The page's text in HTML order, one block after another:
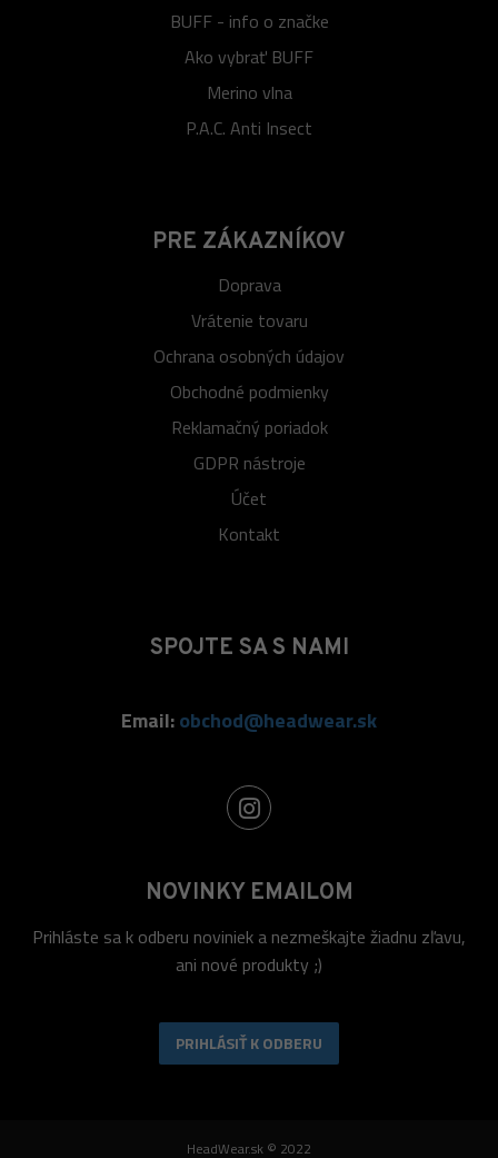
BUFF - info o značke
Ako vybrať BUFF
Merino vlna
P.A.C. Anti Insect
PRE ZÁKAZNÍKOV
Doprava
Vrátenie tovaru
Ochrana osobných údajov
Obchodné podmienky
Reklamačný poriadok
GDPR nástroje
Účet
Kontakt
SPOJTE SA S NAMI
Email:obchod@headwear.sk
NOVINKY EMAILOM
Prihláste sa k odberu noviniek a nezmeškajte žiadnu zľavu,
ani nové produkty ;)
PRIHLÁSIŤ K ODBERU
HeadWear.sk © 2022